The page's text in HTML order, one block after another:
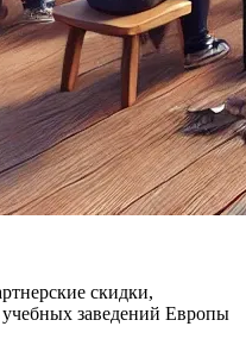
скидки,
заведений Европы